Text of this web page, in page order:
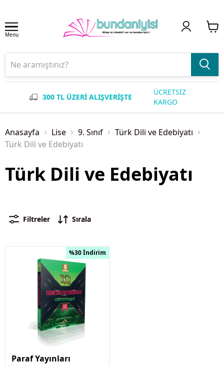
Menu
300 TL ÜZERİ ALIŞVERİŞTE
ÜCRETSİZ
KARGO
Anasayfa Lise 9. Sınıf
Türk Dili ve Edebiyatı
Türk Dili ve Edebiyatı
Türk Dili ve Edebiyatı
Filtreler Sırala
%30 İndirim
Paraf Yayınları